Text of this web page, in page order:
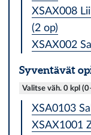
XSAX008
(2 op)
XSAX002
Sy­ven­tä­vät
Valitse väh. 0 kpl
XSA0103
XSAX1001